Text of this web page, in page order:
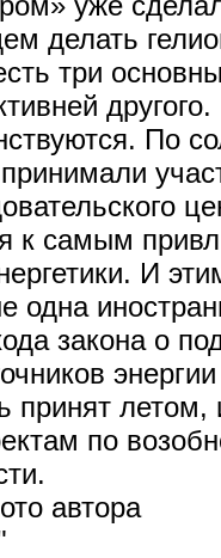
делать
три
По
принимали
к самым
И
одна
закона о
летом,
по
автора